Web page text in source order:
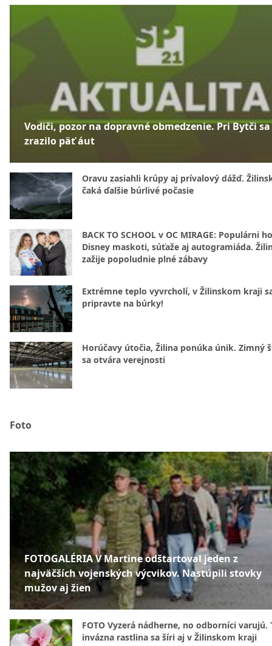
Vodiči, pozor na dopravné obmedzenie. Pri Bytči sa
zrazilo päť áut
Oravu zasiahli krúpy aj prívalový dážď.
čaká ďalšie búrlivé počasie
BACK TO SCHOOL v OC MIRAGE: Populárni
Disney maskoti, súťaže aj autogramiáda.
zažije popoludnie plné zábavy
Extrémne teplo vyvrcholí, v Žilinskom kraji
pripravte na búrky!
Horúčavy útočia, Žilina ponúka únik. Zimný
sa otvára verejnosti
Foto
FOTOGALÉRIA V Martine odštartoval jeden z
najväčších vojenských výcvikov. Nastúpili stovky
mužov aj žien
FOTO Vyzerá nádherne, no odborníci varujú.
invázna rastlina sa šíri aj v Žilinskom kraji